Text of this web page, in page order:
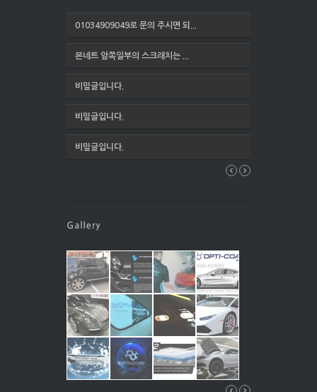
01034909049로 문의 주시면 되...
본네트 앞쪽일부의 스크래치는 ...
비밀글입니다.
비밀글입니다.
비밀글입니다.